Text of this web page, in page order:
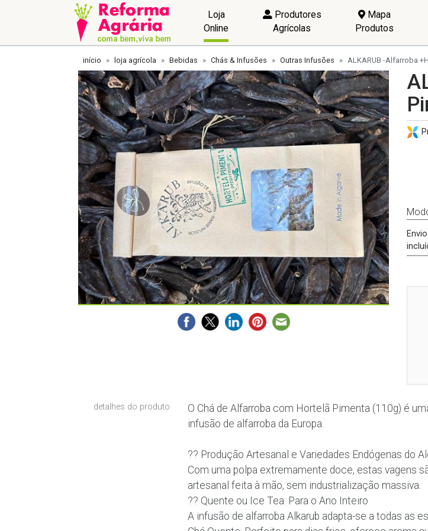
Loja
Online
Produtores
Agrícolas
Mapa
Produtos
início loja agrícola Bebidas Chás & Infusões Outras Infusões ALKARUB -Alfarroba
detalhes do produto
O Chá de Alfarroba com Hortelã Pimenta (110g) é
infusão de alfarroba da Europa.
?? Produção Artesanal e Variedades Endógenas do
Com uma polpa extremamente doce, estas vagens
artesanal feita à mão, sem industrialização massiva.
?? Quente ou Ice Tea: Para o Ano Inteiro
A infusão de alfarroba Alkarub adapta-se a todas as